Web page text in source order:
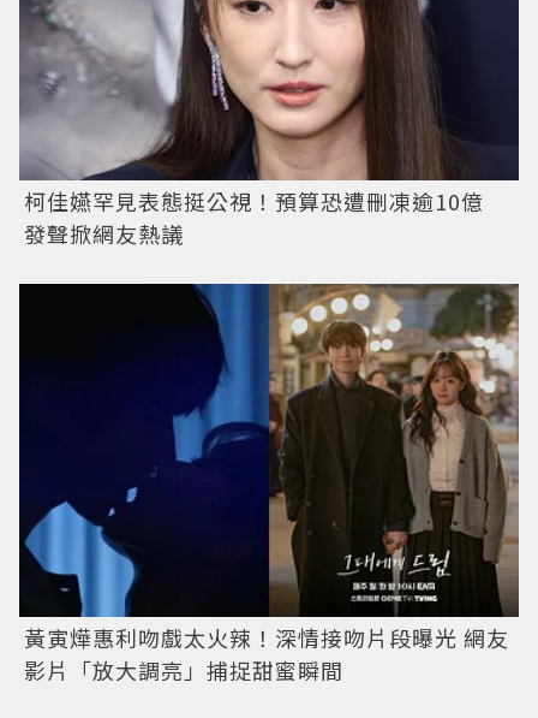
柯佳嬿罕見表態挺公視！預算恐遭刪凍逾10億
發聲掀網友熱議
黃寅燁惠利吻戲太火辣！深情接吻片段曝光 網友
影片「放大調亮」捕捉甜蜜瞬間